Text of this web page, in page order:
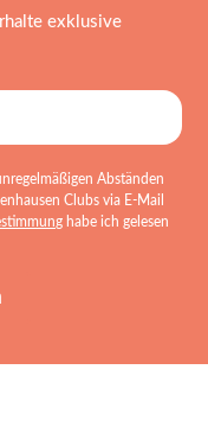
exklusive
Abständen
Clubs via E-Mail
habe ich gelesen